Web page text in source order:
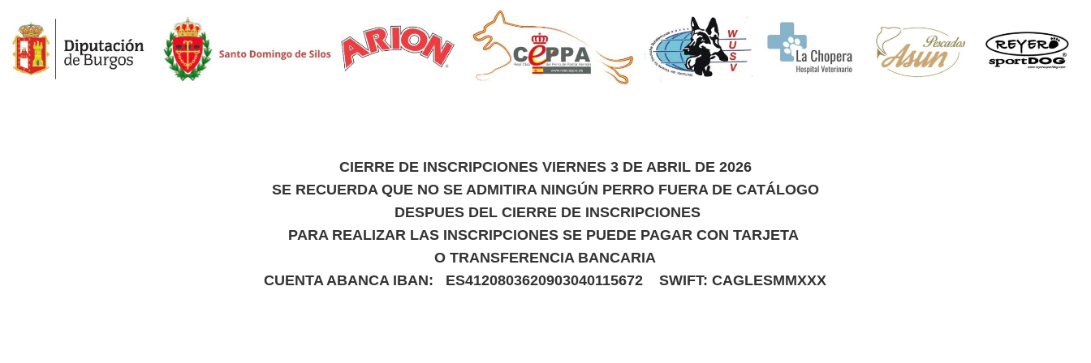
CIERRE DE INSCRIPCIONES VIERNES 3 DE ABRIL DE 2026
SE RECUERDA QUE NO SE ADMITIRA NINGÚN PERRO FUERA DE CATÁLOGO
DESPUES DEL CIERRE DE INSCRIPCIONES
PARA REALIZAR LAS INSCRIPCIONES SE PUEDE PAGAR CON TARJETA
O TRANSFERENCIA BANCARIA
CUENTA ABANCA IBAN: ES4120803620903040115672 SWIFT:CAGLESMMXXX